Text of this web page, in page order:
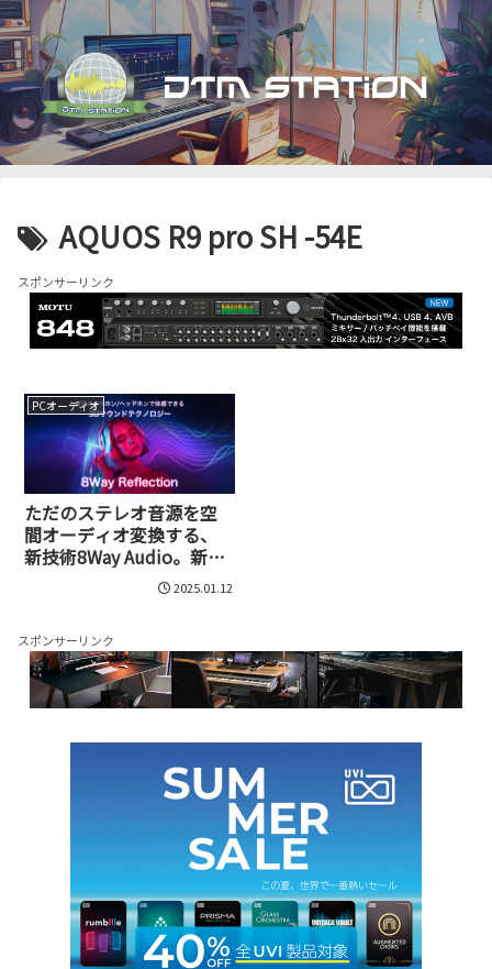
AQUOS R9 pro SH -54E
スポンサーリンク
PCオーディオ
ただのステレオ音源を空
間オーディオ変換する、
新技術8Way Audio。新時
代の音楽体験の幕開けか!?
2025.01.12
スポンサーリンク